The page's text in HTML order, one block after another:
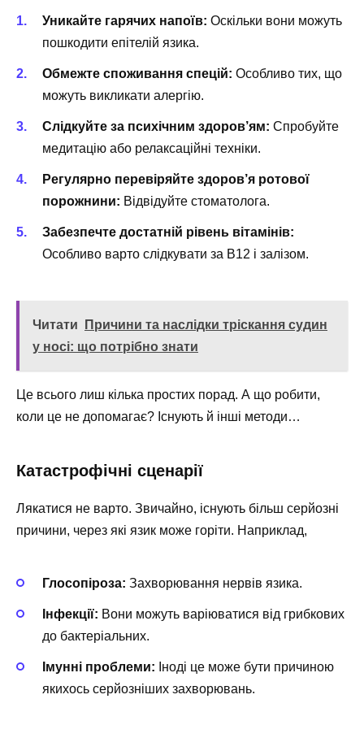
Уникайте гарячих напоїв: Оскільки вони можуть
пошкодити епітелій язика.
Обмежте споживання спецій: Особливо тих, що
можуть викликати алергію.
Слідкуйте за психічним здоров’ям: Спробуйте
медитацію або релаксаційні техніки.
Регулярно перевіряйте здоров’я ротової
порожнини: Відвідуйте стоматолога.
Забезпечте достатній рівень вітамінів:
Особливо варто слідкувати за B12 і залізом.
Читати
Причини та наслідки тріскання судин
у носі: що потрібно знати
Це всього лиш кілька простих порад. А що робити,
коли це не допомагає? Існують й інші методи…
Катастрофічні сценарії
Лякатися не варто. Звичайно, існують більш серйозні
причини, через які язик може горіти. Наприклад,
Глосопіроза: Захворювання нервів язика.
Інфекції: Вони можуть варіюватися від грибкових
до бактеріальних.
Імунні проблеми: Іноді це може бути причиною
якихось серйозніших захворювань.